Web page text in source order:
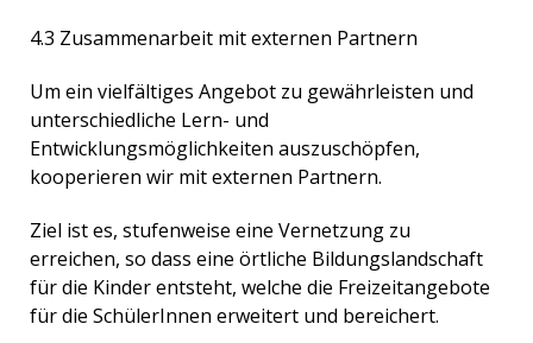
4.3 Zusammenarbeit mit externen Partnern
Um ein vielfältiges Angebot zu gewährleisten und
unterschiedliche Lern- und
Entwicklungsmöglichkeiten auszuschöpfen,
kooperieren wir mit externen Partnern.
Ziel ist es, stufenweise eine Vernetzung zu
erreichen, so dass eine örtliche Bildungslandschaft
für die Kinder entsteht, welche die Freizeitangebote
für die SchülerInnen erweitert und bereichert.